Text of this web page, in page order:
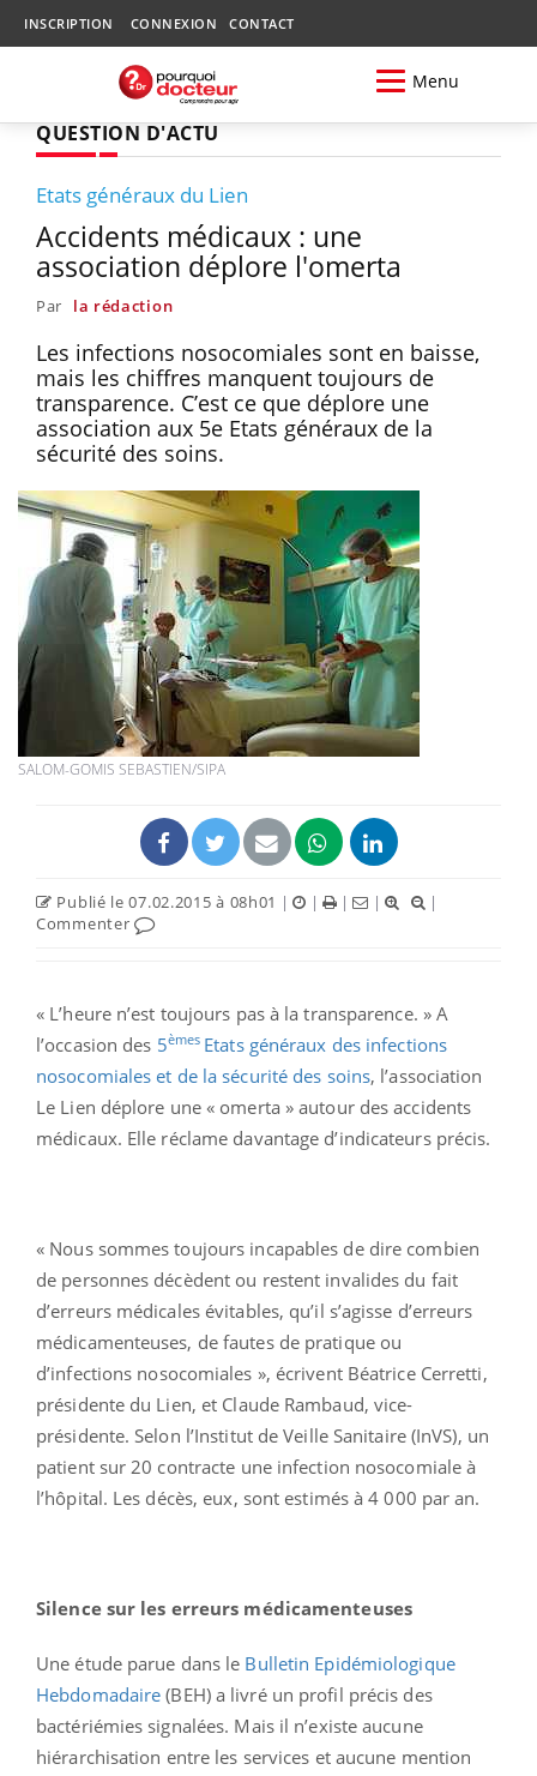
INSCRIPTION CONNEXION CONTACT
Menu
QUESTION D'ACTU
Etats généraux du Lien
Accidents médicaux : une
association déplore l'omerta
Par la rédaction
Les infections nosocomiales sont en baisse,
mais les chiffres manquent toujours de
transparence. C’est ce que déplore une
association aux 5e Etats généraux de la
sécurité des soins.
SALOM-GOMIS SEBASTIEN/SIPA
Publié le 07.02.2015 à 08h01 | | | |
|
Commenter
« L’heure n’est toujours pas à la transparence. » A
l’occasion des 5èmes Etats généraux des infections
nosocomiales et de la sécurité des soins, l’association
Le Lien déplore une « omerta » autour des accidents
médicaux. Elle réclame davantage d’indicateurs précis.
« Nous sommes toujours incapables de dire combien
de personnes décèdent ou restent invalides du fait
d’erreurs médicales évitables, qu’il s’agisse d’erreurs
médicamenteuses, de fautes de pratique ou
d’infections nosocomiales », écrivent Béatrice Cerretti,
présidente du Lien, et Claude Rambaud, vice-
présidente. Selon l’Institut de Veille Sanitaire (InVS), un
patient sur 20 contracte une infection nosocomiale à
l’hôpital. Les décès, eux, sont estimés à 4 000 par an.
Silence sur les erreurs médicamenteuses
Une étude parue dans le Bulletin Epidémiologique
Hebdomadaire (BEH) a livré un profil précis des
bactériémies signalées. Mais il n’existe aucune
hiérarchisation entre les services et aucune mention